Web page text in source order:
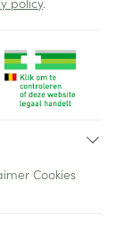
Cookies